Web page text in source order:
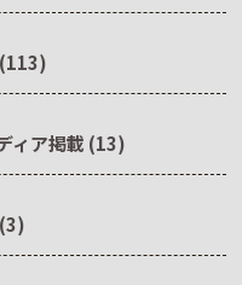
ィア掲載 (13)